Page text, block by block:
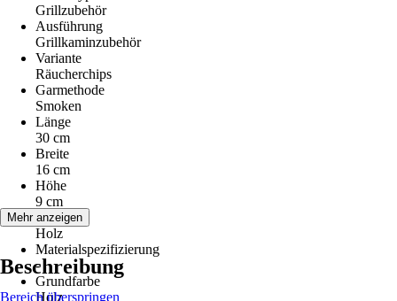
Grillzubehör
Ausführung
Grillkaminzubehör
Variante
Räucherchips
Garmethode
Smoken
Länge
30 cm
Breite
16 cm
Höhe
9 cm
Material
Holz
Materialspezifizierung
-
Grundfarbe
Holz
Mehr anzeigen
Beschreibung
Bereich überspringen